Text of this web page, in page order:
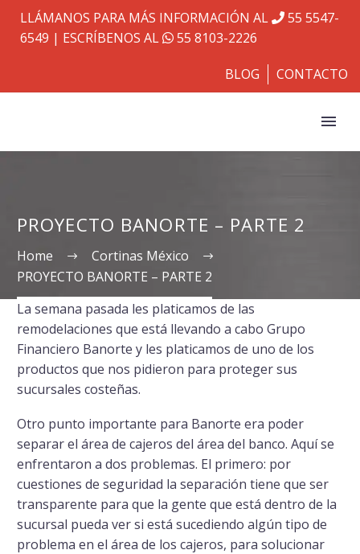
LLÁMANOS PARA MÁS INFORMACIÓN AL
55 5547-
6549 | ESCRÍBENOS AL 55 8103-2226
BLOG CONTACTO
PROYECTO BANORTE – PARTE 2
Home
Cortinas México
PROYECTO BANORTE – PARTE 2
La semana pasada les platicamos de las
remodelaciones que está llevando a cabo Grupo
Financiero Banorte y les platicamos de uno de los
productos que nos pidieron para proteger sus
sucursales costeñas.
Otro punto importante para Banorte era poder
separar el área de cajeros del área del banco. Aquí se
enfrentaron a dos problemas. El primero: por
cuestiones de seguridad la separación tiene que ser
transparente para que la gente que está dentro de la
sucursal pueda ver si está sucediendo algún tipo de
problema en el área de los cajeros, para solucionar